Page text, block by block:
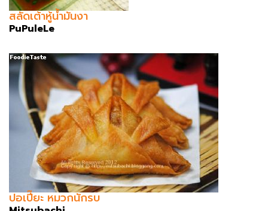
สลัดเต้าหู้น้ำมันงา
PuPuleLe
ปอเปี๊ยะ หมวกนักรบ